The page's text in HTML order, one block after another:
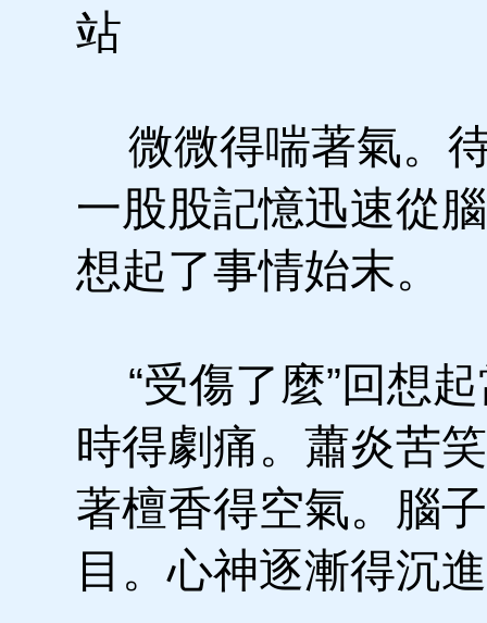
站
微微得喘著氣。
一股股記憶迅速從
想起了事情始末。
“受傷了麼”回想
時得劇痛。蕭炎苦
著檀香得空氣。腦
目。心神逐漸得沉